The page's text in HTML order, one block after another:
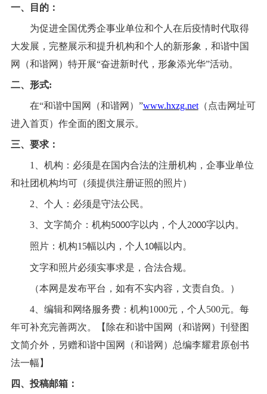
一、目的：
为促进全国优秀企事业单位和个人 在后疫情时代取得
大发展，完整展示和提升机构和个人的新形象， 和谐中国
网（和谐网 ） 特开展“奋进新时代，形象添光华”活动。
二、形式:
在“和谐中国网（和谐网 ） ”www.hxzg.net（点击网址可
进入首页）作全面的图文展示。
三、要求：
1、机构：必须是在国内合法的注册机构，企事业单位
和社团机构均可（须提供注册证照的照片）
2、个人：必须是守法公民。
3、文字简介：机构5000字以内，个人 2000字以内。
照片：机构15幅以内，个人 10幅以内。
文字和照片必须实事求是，合法合规。
（本网是发布平台，如有不实内容，文责自负。）
4、编辑和网络服务费：机构1000元，个人500元。 每
年可补充完善两次。
【除在和谐中国网（和谐网 ） 刊登图
文简介外，另赠和谐中国网（和谐网 ） 总编李耀君原创书
法一幅】
四、投稿邮箱：